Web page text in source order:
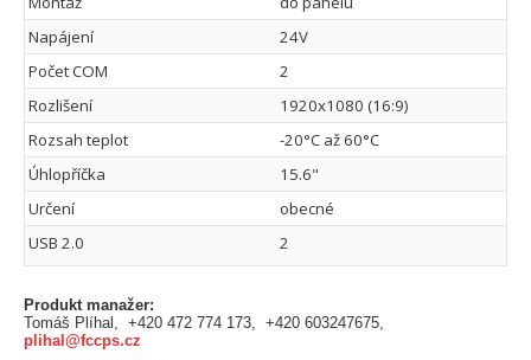
Napájení
24V
Počet COM
2
Rozlišení
1920x1080 (16:9)
Rozsah teplot
-20°C až 60°C
Úhlopříčka
15.6"
Určení
obecné
USB 2.0
2
Produkt manažer:
Tomáš Plíhal, +420 472 774 173, +420 603247675,
plihal@fccps.cz